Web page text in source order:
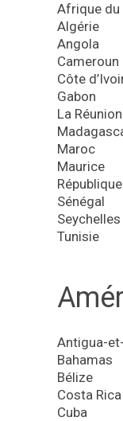
Afrique du
Algérie
Angola
Cameroun
Côte
Gabon
La Réunion
Maroc
Maurice
Sénégal
Seychelles
Tunisie
Antigua-
Bahamas
Bélize
Costa Rica
Cuba